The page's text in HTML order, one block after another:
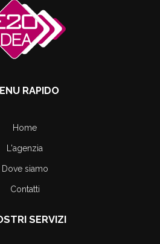
RAPIDO
Home
L'agenzia
Dove siamo
Contatti
SERVIZI